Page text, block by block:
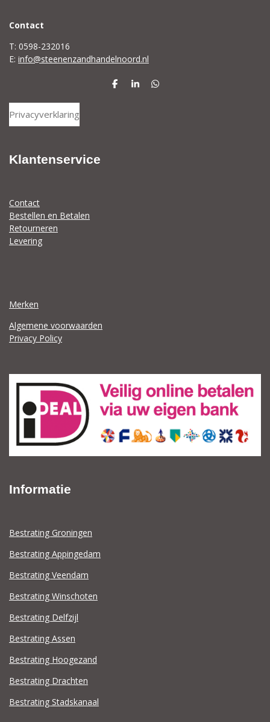
Contact
T: 0598-232016
E: info@steenenzandhandelnoord.nl
D
S
D
Privacyverklaring
Klantenservice
Contact
Bestellen en Betalen
Retourneren
Levering
Merken
Algemene voorwaarden
Privacy Policy
Informatie
Bestrating Groningen
Bestrating Appingedam
Bestrating Veendam
Bestrating Winschoten
Bestrating Delfzijl
Bestrating Assen
Bestrating Hoogezand
Bestrating Drachten
Bestrating Stadskanaal